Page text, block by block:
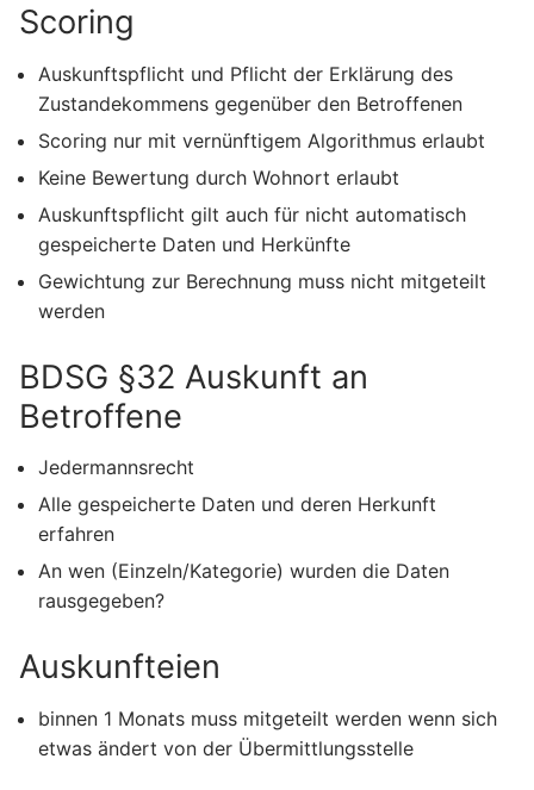
Scoring
Auskunftspflicht und Pflicht der Erklärung des
Zustandekommens gegenüber den Betroffenen
Scoring nur mit vernünftigem Algorithmus erlaubt
Keine Bewertung durch Wohnort erlaubt
Auskunftspflicht gilt auch für nicht automatisch
gespeicherte Daten und Herkünfte
Gewichtung zur Berechnung muss nicht mitgeteilt
werden
BDSG §32 Auskunft an
Betroffene
Jedermannsrecht
Alle gespeicherte Daten und deren Herkunft
erfahren
An wen (Einzeln/Kategorie) wurden die Daten
rausgegeben?
Auskunfteien
binnen 1 Monats muss mitgeteilt werden wenn sich
etwas ändert von der Übermittlungsstelle